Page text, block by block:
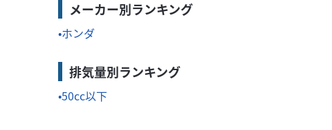
メーカー別ランキング
ホンダ
排気量別ランキング
50cc以下